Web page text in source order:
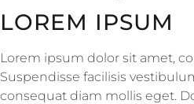
LOREM IPSUM
Lorem ipsum dolor sit amet,
Suspendisse facilisis
consequat diam mollis eget.